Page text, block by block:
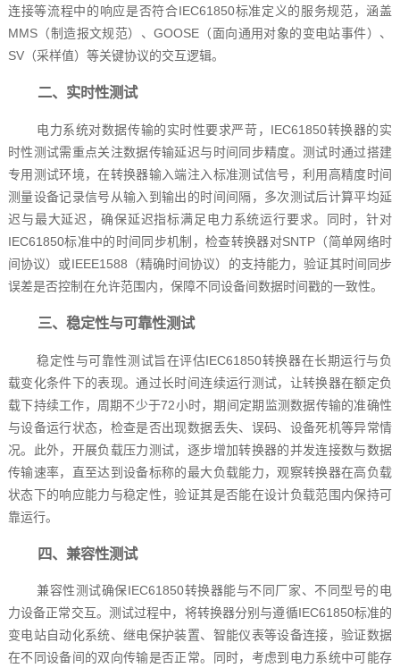
连接等流程中的响应是否符合IEC61850标准定义的服务规范，涵盖
MMS（制造报文规范）、GOOSE（面向通用对象的变电站事件）、
SV（采样值）等关键协议的交互逻辑。
二、实时性测试
电力系统对数据传输的实时性要求严苛，IEC61850转换器的实
时性测试需重点关注数据传输延迟与时间同步精度。测试时通过搭建
专用测试环境，在转换器输入端注入标准测试信号，利用高精度时间
测量设备记录信号从输入到输出的时间间隔，多次测试后计算平均延
迟与最大延迟，确保延迟指标满足电力系统运行要求。同时，针对
IEC61850标准中的时间同步机制，检查转换器对SNTP（简单网络时
间协议）或IEEE1588（精确时间协议）的支持能力，验证其时间同步
误差是否控制在允许范围内，保障不同设备间数据时间戳的一致性。
三、稳定性与可靠性测试
稳定性与可靠性测试旨在评估IEC61850转换器在长期运行与负
载变化条件下的表现。通过长时间连续运行测试，让转换器在额定负
载下持续工作，周期不少于72小时，期间定期监测数据传输的准确性
与设备运行状态，检查是否出现数据丢失、误码、设备死机等异常情
况。此外，开展负载压力测试，逐步增加转换器的并发连接数与数据
传输速率，直至达到设备标称的最大负载能力，观察转换器在高负载
状态下的响应能力与稳定性，验证其是否能在设计负载范围内保持可
靠运行。
四、兼容性测试
兼容性测试确保IEC61850转换器能与不同厂家、不同型号的电
力设备正常交互。测试过程中，将转换器分别与遵循IEC61850标准的
变电站自动化系统、继电保护装置、智能仪表等设备连接，验证数据
在不同设备间的双向传输是否正常。同时，考虑到电力系统中可能存